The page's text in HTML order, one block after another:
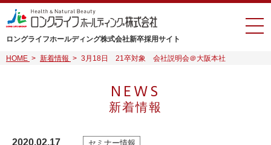
ロングライフホールディング株式会社新卒採用サイト
HOME > 新着情報 > 3月18日 21卒対象 会社説明会＠大阪本社
NEWS
新着情報
2020.02.17 セミナー情報